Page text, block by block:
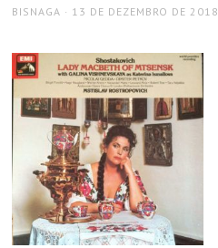
AUTHOR
BISNAGA
POSTED
13 DE DEZEMBRO DE 2018